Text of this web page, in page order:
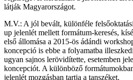
látják Magyarországot.
M.V.: A jól bevált, különféle
up jelenlét mellett formátum-keresés,
első állomása a 2015-ös ádándi
koncepció is ebbe a folyamatba
ugyan sajnos lerövidítette, esetemben
koncepciót. A különböző
jelenlét mozgásban tartja a tanszéket.